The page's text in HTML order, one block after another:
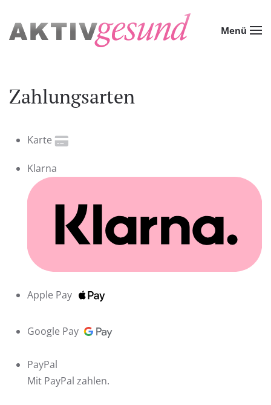
Zum Hauptinhalt springen Menü
Zahlungsarten
Karte
Klarna
Apple Pay
Google Pay
PayPal
Mit PayPal zahlen.